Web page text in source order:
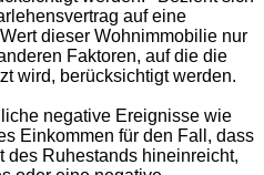
auf eine
dieser Wohnimmobilie nur
Faktoren, auf die die
wird, berücksichtigt werden.
negative Ereignisse wie
Einkommen für den Fall, dass
des Ruhestands hineinreicht,